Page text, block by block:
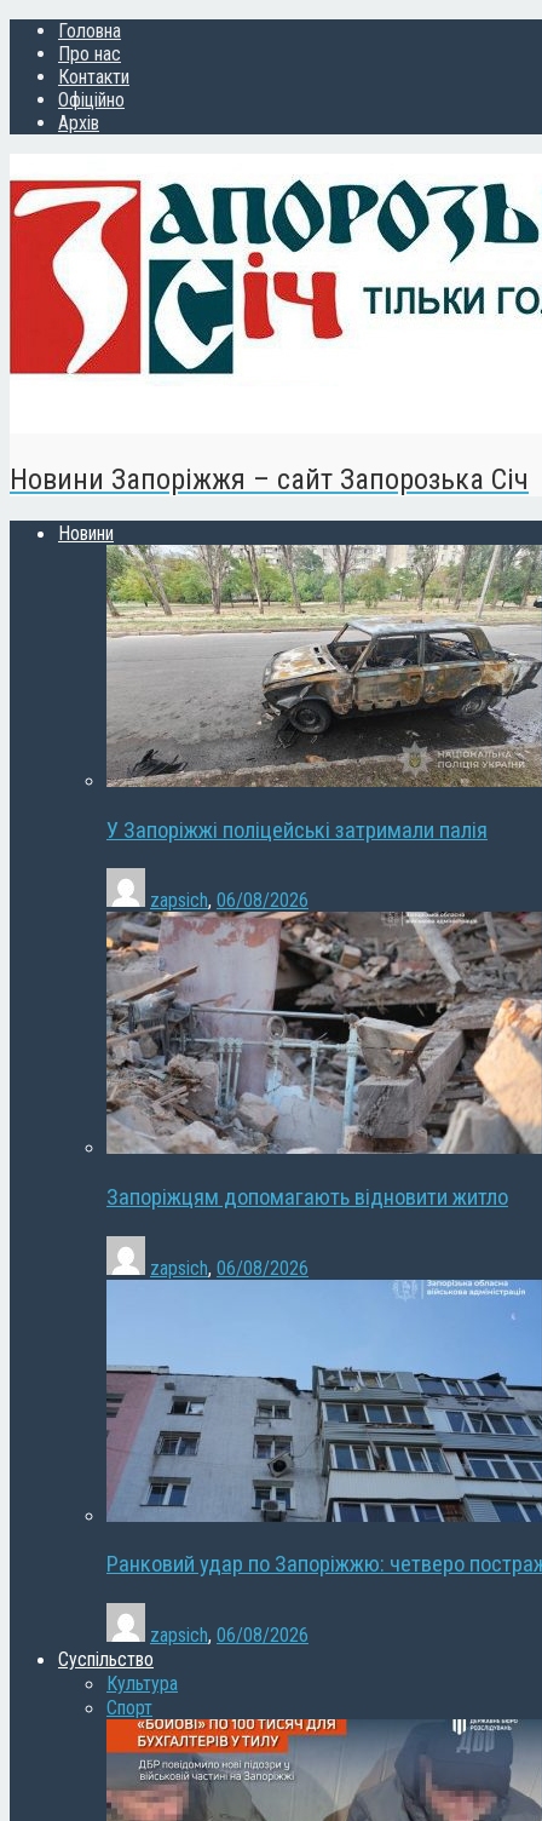
Головна
Про нас
Контакти
Офіційно
Архів
Новини Запоріжжя – сайт Запорозька Січ
Новини
У Запоріжжі поліцейські затримали палія
zapsich, 06/08/2026
Запоріжцям допомагають відновити житло
zapsich, 06/08/2026
Ранковий удар по Запоріжжю: четверо
zapsich, 06/08/2026
Суспільство
Культура
Спорт